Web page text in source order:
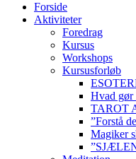
Forside
Aktiviteter
Foredrag
Kursus
Workshops
Kursusforløb
Hvad gør
TAROT
”Forstå
Magiker